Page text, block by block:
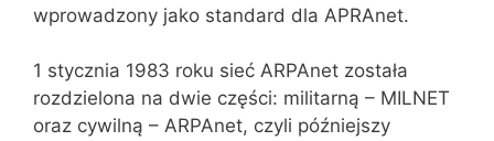
wprowadzony jako standard dla APRAnet.
1 stycznia 1983 roku sieć ARPAnet została
rozdzielona na dwie części: militarną – MILNET
oraz cywilną – ARPAnet, czyli późniejszy